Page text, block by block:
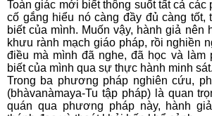
Toàn giác mới biết thông suốt tất cả các
cố gắng hiểu nó càng đầy đủ càng tốt,
biết của mình. Muốn vậy, hành giả nên
khưu rành mạch giáo pháp, rồi nghiền
điều mà mình đã nghe, đã học và làm
biết của mình qua sự thực hành minh sát.
Trong ba phương pháp nghiên cứu,
(bhàvanàmaya-Tu tập pháp) là quan
quán qua phương pháp này, hành